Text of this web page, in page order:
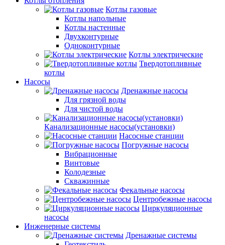
Котлы газовые
Котлы напольные
Котлы настенные
Двухконтурные
Одноконтурные
Котлы электрические
Твердотопливные
котлы
Насосы
Дренажные насосы
Для грязной воды
Для чистой воды
Канализационные насосы(установки)
Насосные станции
Погружные насосы
Вибрационные
Винтовые
Колодезные
Скважинные
Фекальные насосы
Центробежные насосы
Циркуляционные
насосы
Инженерные системы
Дренажные системы